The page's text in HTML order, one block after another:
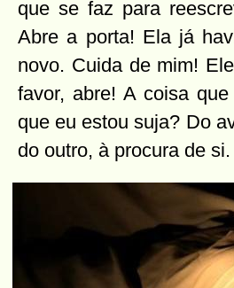
que se faz para
Abre a porta! Ela já
novo. Cuida de mim!
favor, abre! A coisa
que eu estou suja? Do
do outro, à procura de si.